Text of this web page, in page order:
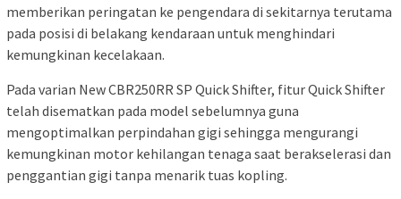
memberikan peringatan ke pengendara di sekitarnya terutama
pada posisi di belakang kendaraan untuk menghindari
kemungkinan kecelakaan.
Pada varian New CBR250RR SP Quick Shifter, fitur Quick Shifter
telah disematkan pada model sebelumnya guna
mengoptimalkan perpindahan gigi sehingga mengurangi
kemungkinan motor kehilangan tenaga saat berakselerasi dan
penggantian gigi tanpa menarik tuas kopling.